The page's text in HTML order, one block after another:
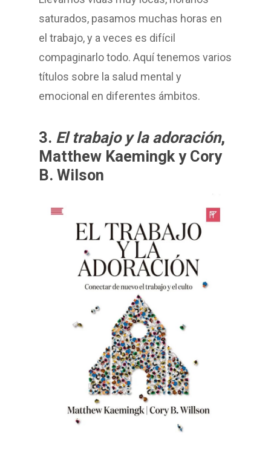
saturados, pasamos muchas horas en
el trabajo, y a veces es difícil
compaginarlo todo. Aquí tenemos varios
títulos sobre la salud mental y
emocional en diferentes ámbitos.
3. El trabajo y la adoración,
Matthew Kaemingk y Cory
B. Wilson